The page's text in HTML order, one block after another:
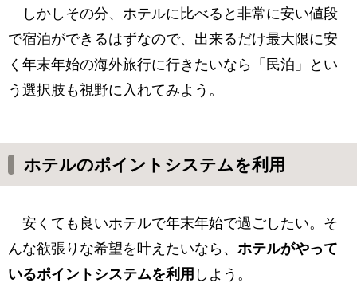
しかしその分、ホテルに比べると非常に安い値段
で宿泊ができるはずなので、出来るだけ最大限に安
く年末年始の海外旅行に行きたいなら「民泊」とい
う選択肢も視野に入れてみよう。
ホテルのポイントシステムを利用
安くても良いホテルで年末年始で過ごしたい。そ
んな欲張りな希望を叶えたいなら、 ホテルがやって
いるポイントシステムを利用 しよう。